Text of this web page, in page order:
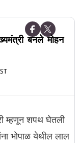
बनले मोहन
म्हणून शपथ घेतली
भोपाळ येथील लाल